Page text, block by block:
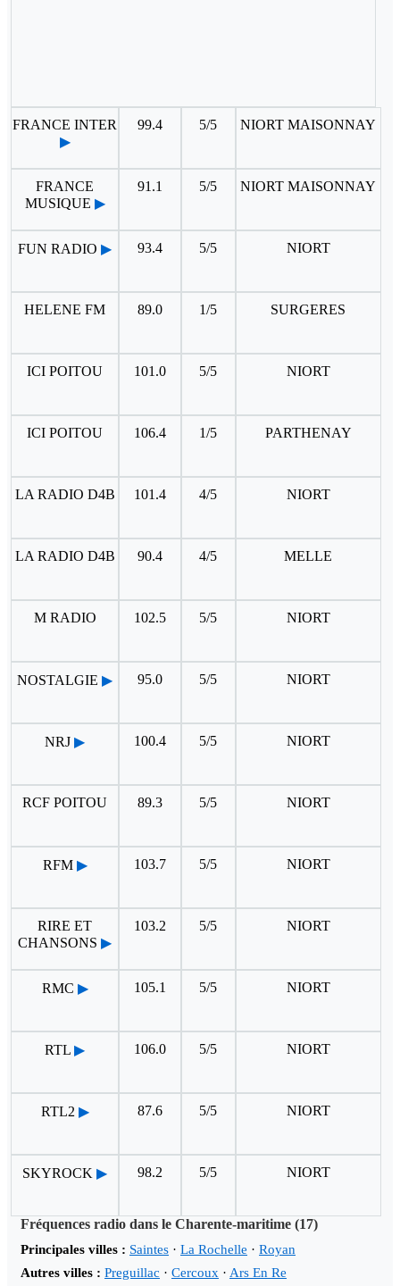
FRANCE INTER
▶
99.4 5/5 NIORT MAISONNAY
FRANCE
MUSIQUE ▶
91.1 5/5 NIORT MAISONNAY
FUN RADIO ▶ 93.4 5/5 NIORT
HELENE FM 89.0 1/5 SURGERES
ICI POITOU 101.0 5/5 NIORT
ICI POITOU 106.4 1/5 PARTHENAY
LA RADIO D4B 101.4 4/5 NIORT
LA RADIO D4B 90.4 4/5 MELLE
M RADIO 102.5 5/5 NIORT
NOSTALGIE ▶ 95.0 5/5 NIORT
NRJ ▶ 100.4 5/5 NIORT
RCF POITOU 89.3 5/5 NIORT
RFM ▶ 103.7 5/5 NIORT
RIRE ET
CHANSONS ▶
103.2 5/5 NIORT
RMC ▶ 105.1 5/5 NIORT
RTL ▶ 106.0 5/5 NIORT
RTL2 ▶ 87.6 5/5 NIORT
SKYROCK ▶ 98.2 5/5 NIORT
Fréquences radio dans le Charente-maritime (17)
Principales villes : Saintes · La Rochelle · Royan
Autres villes : Preguillac · Cercoux · Ars En Re